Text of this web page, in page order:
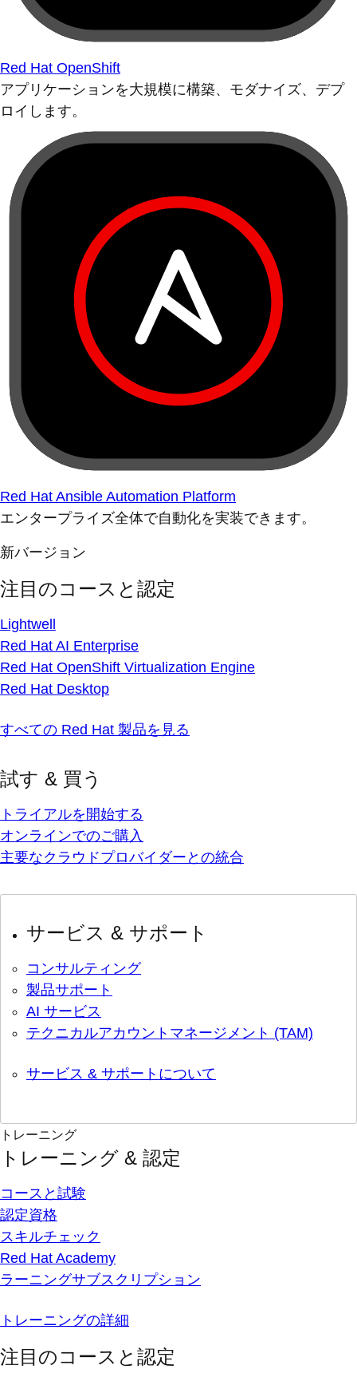
Red Hat OpenShift
アプリケーションを大規模に構築、モダナイズ、デプ
ロイします。
Red Hat Ansible Automation Platform
エンタープライズ全体で自動化を実装できます。
新バージョン
注目のコースと認定
Lightwell
Red Hat AI Enterprise
Red Hat OpenShift Virtualization Engine
Red Hat Desktop
すべての Red Hat 製品を見る
試す & 買う
トライアルを開始する
オンラインでのご購入
主要なクラウドプロバイダーとの統合
サービス & サポート
コンサルティング
製品サポート
AI サービス
テクニカルアカウントマネージメント (TAM)
サービス & サポートについて
トレーニング
トレーニング & 認定
コースと試験
認定資格
スキルチェック
Red Hat Academy
ラーニングサブスクリプション
トレーニングの詳細
注目のコースと認定